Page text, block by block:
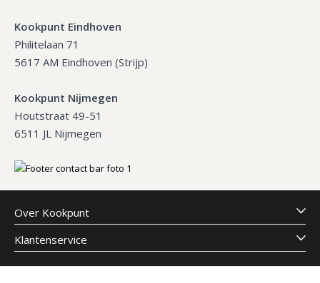
Kookpunt Eindhoven
Philitelaan 71
5617 AM Eindhoven (Strijp)
Kookpunt Nijmegen
Houtstraat 49-51
6511 JL Nijmegen
Over Kookpunt
Klantenservice